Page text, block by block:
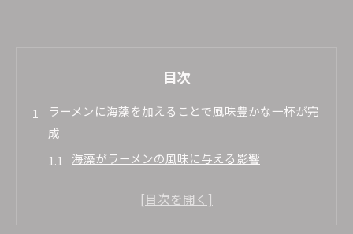
目次
ラーメンに海藻を加えることで風味豊かな一杯が完
成
海藻がラーメンの風味に与える影響
出汁と海藻の相乗効果